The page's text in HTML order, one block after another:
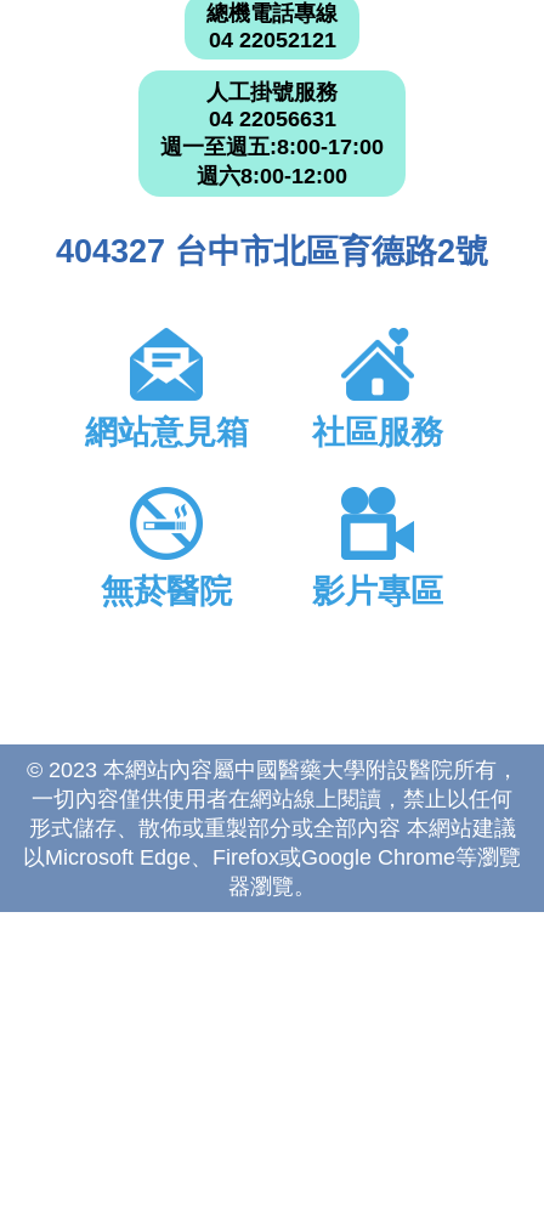
總機電話專線
04 22052121
人工掛號服務
04 22056631
週一至週五:8:00-17:00
週六8:00-12:00
404327 台中市北區育德路2號
網站意見箱 社區服務
無菸醫院 影片專區
© 2023 本網站內容屬中國醫藥大學附設醫院所有，
一切內容僅供使用者在網站線上閱讀，禁止以任何
形式儲存、散佈或重製部分或全部內容 本網站建議
以Microsoft Edge、Firefox或Google Chrome等瀏覽
器瀏覽。